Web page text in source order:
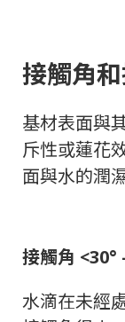
接觸角
基材表面與
斥性或蓮花
面與水的潤
接觸角 <30°
水滴在未經